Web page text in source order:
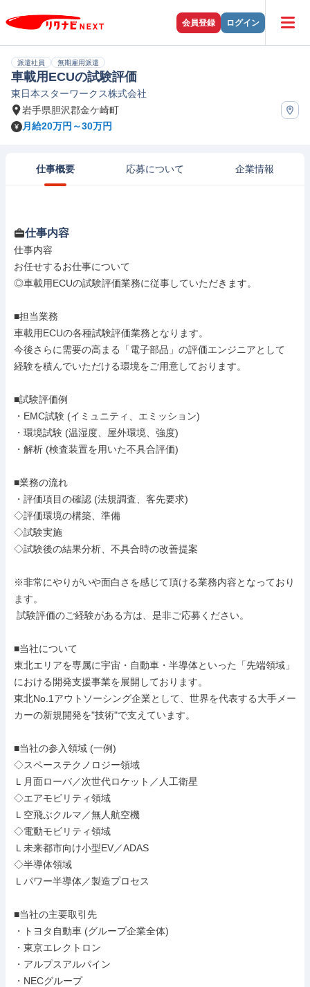
会員登録 ログイン
派遣社員 無期雇用派遣
車載用ECUの試験評価
東日本スターワークス株式会社
岩手県胆沢郡金ケ崎町
月給20万円～30万円
仕事概要 応募について 企業情報
仕事内容
仕事内容
お任せするお仕事について
◎車載用ECUの試験評価業務に従事していただきます。
■担当業務
車載用ECUの各種試験評価業務となります。
今後さらに需要の高まる「電子部品」の評価エンジニアとして
経験を積んでいただける環境をご用意しております。
■試験評価例
・EMC試験 (イミュニティ、エミッション)
・環境試験 (温湿度、屋外環境、強度)
・解析 (検査装置を用いた不具合評価)
■業務の流れ
・評価項目の確認 (法規調査、客先要求)
◇評価環境の構築、準備
◇試験実施
◇試験後の結果分析、不具合時の改善提案
※非常にやりがいや面白さを感じて頂ける業務内容となっており
ます。
■当社について
東北エリアを専属に宇宙・自動車・半導体といった「先端領域」
における開発支援事業を展開しております。
東北No.1アウトソーシング企業として、世界を代表する大手メー
カーの新規開発を"技術"で支えています。
■当社の参入領域 (一例)
◇スペーステクノロジー領域
Ｌ月面ローバ／次世代ロケット／人工衛星
◇エアモビリティ領域
Ｌ空飛ぶクルマ／無人航空機
◇電動モビリティ領域
Ｌ未来都市向け小型EV／ADAS
◇半導体領域
Ｌパワー半導体／製造プロセス
■当社の主要取引先
・トヨタ自動車 (グループ企業全体)
・東京エレクトロン
・アルプスアルパイン
・NECグループ